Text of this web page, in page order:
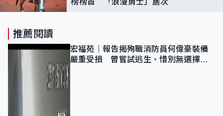
推薦閱讀
宏福苑｜報告揭殉職消防員何偉豪裝備
嚴重受損 曾嘗試逃生、惜別無選擇下